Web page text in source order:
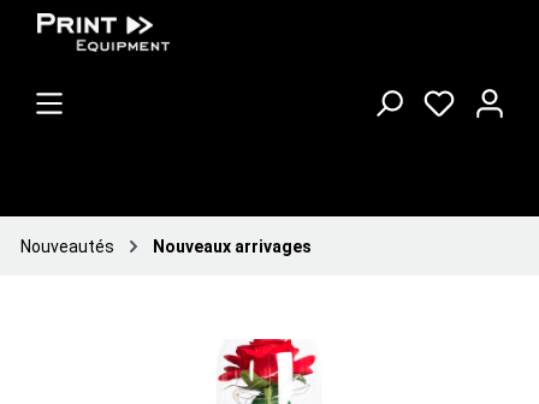
Nouveautés Nouveaux arrivages